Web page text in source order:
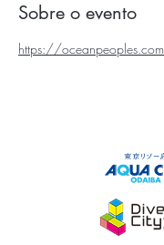
Sobre o evento
https://oceanpeoples.com